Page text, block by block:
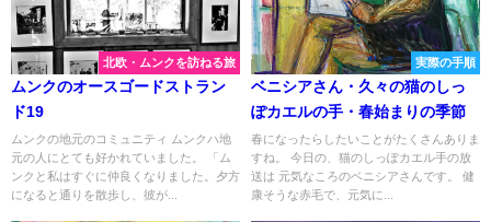
北欧・ムンクを訪ねる旅
ムンクのオースゴードストラン
ド19
ムンクの地元のコミュニティ ムンクハ地
元の人にとても好かれていました。 「ム
ンクと私はすぐに仲良くなりました。夕方
になると通りを散歩し、彼が...
実際の手順
ベニシアさん・久々の猫のしっ
ぽカエルの手・春始まりの季節
春になったらしたいことがたくさんありま
すね。 今日の、猫のしっぽカエル手の放
送は 元気なころのベニシアさんです。 健
康そうな赤毛で、元気に...